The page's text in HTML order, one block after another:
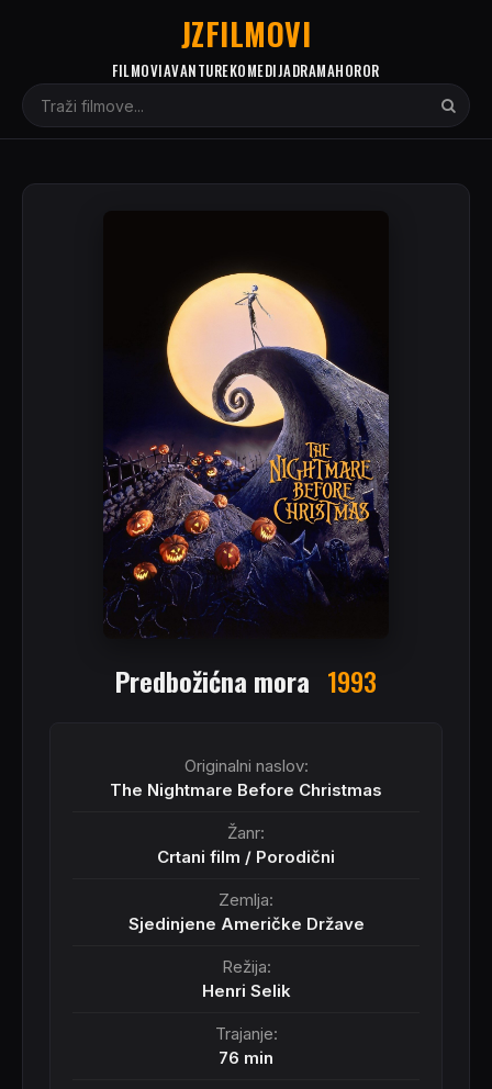
JZFILMOVI
FILMOVIAVANTUREKOMEDIJADRAMAHOROR
Predbožićna mora 1993
Originalni naslov:
The Nightmare Before Christmas
Žanr:
Crtani film / Porodični
Zemlja:
Sjedinjene Američke Države
Režija:
Henri Selik
Trajanje:
76 min